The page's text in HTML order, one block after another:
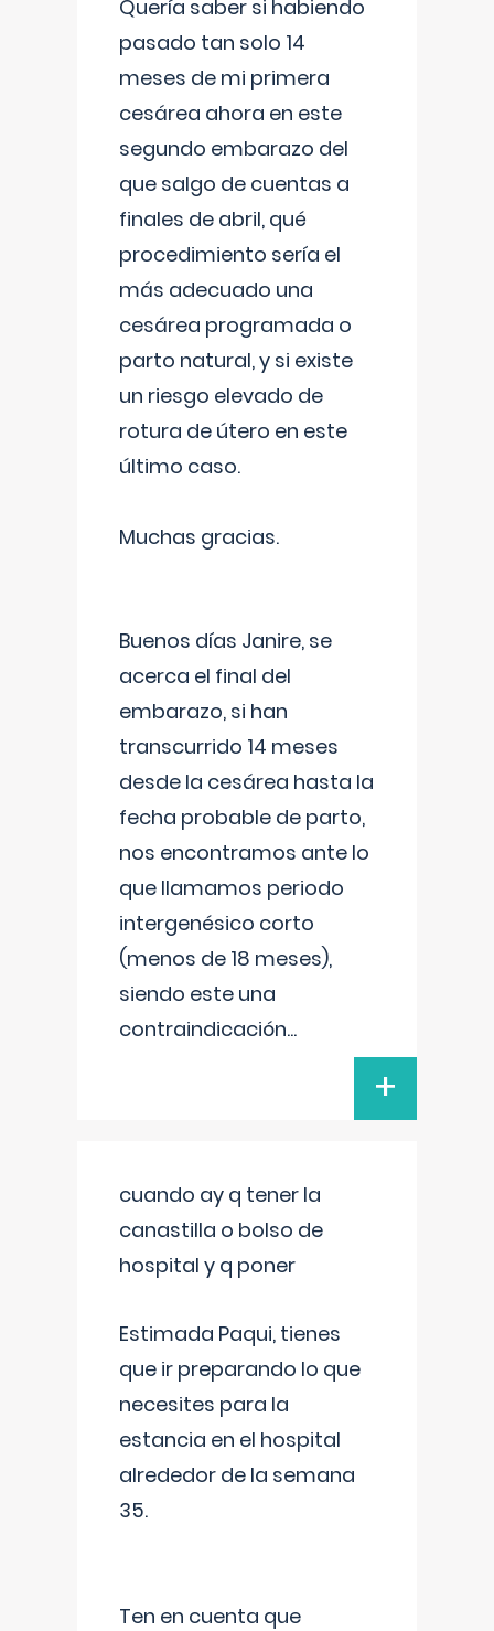
Quería saber si habiendo
pasado tan solo 14
meses de mi primera
cesárea ahora en este
segundo embarazo del
que salgo de cuentas a
finales de abril, qué
procedimiento sería el
más adecuado una
cesárea programada o
parto natural, y si existe
un riesgo elevado de
rotura de útero en este
último caso.
Muchas gracias.
Buenos días Janire, se
acerca el final del
embarazo, si han
transcurrido 14 meses
desde la cesárea hasta la
fecha probable de parto,
nos encontramos ante lo
que llamamos periodo
intergenésico corto
(menos de 18 meses),
siendo este una
contraindicación...
+
cuando ay q tener la
canastilla o bolso de
hospital y q poner
Estimada Paqui, tienes
que ir preparando lo que
necesites para la
estancia en el hospital
alrededor de la semana
35.
Ten en cuenta que